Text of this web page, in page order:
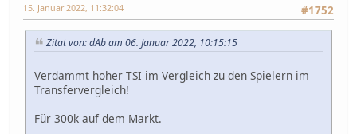
#1752
15. Januar 2022, 11:32:04
Zitat von: dAb am 06. Januar 2022, 10:15:15
Verdammt hoher TSI im Vergleich zu den Spielern im
Transfervergleich!
Für 300k auf dem Markt.